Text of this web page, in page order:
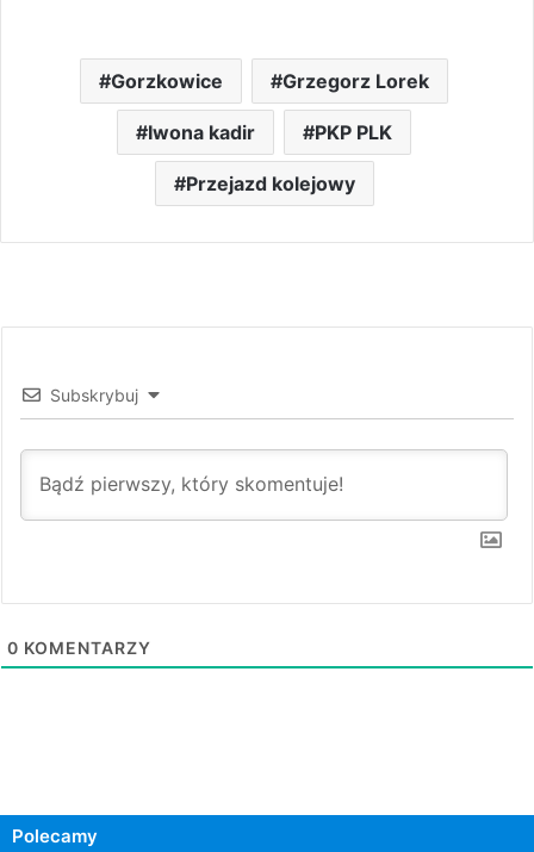
Gorzkowice Grzegorz Lorek
Iwona kadir PKP PLK
Przejazd kolejowy
Subskrybuj
0 KOMENTARZY
Polecamy